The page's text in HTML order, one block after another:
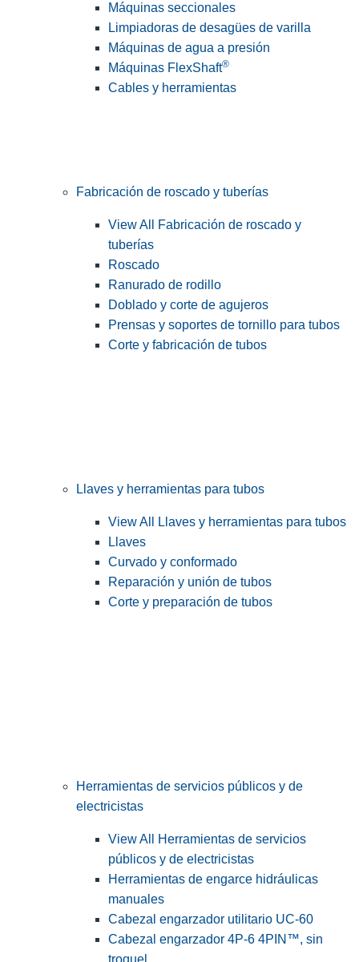
Máquinas seccionales
Limpiadoras de desagües de varilla
Máquinas de agua a presión
Máquinas FlexShaft®
Cables y herramientas
Fabricación de roscado y tuberías
View All Fabricación de roscado y
tuberías
Roscado
Ranurado de rodillo
Doblado y corte de agujeros
Prensas y soportes de tornillo para tubos
Corte y fabricación de tubos
Llaves y herramientas para tubos
View All Llaves y herramientas para tubos
Llaves
Curvado y conformado
Reparación y unión de tubos
Corte y preparación de tubos
Herramientas de servicios públicos y de
electricistas
View All Herramientas de servicios
públicos y de electricistas
Herramientas de engarce hidráulicas
manuales
Cabezal engarzador utilitario UC-60
Cabezal engarzador 4P-6 4PIN™, sin